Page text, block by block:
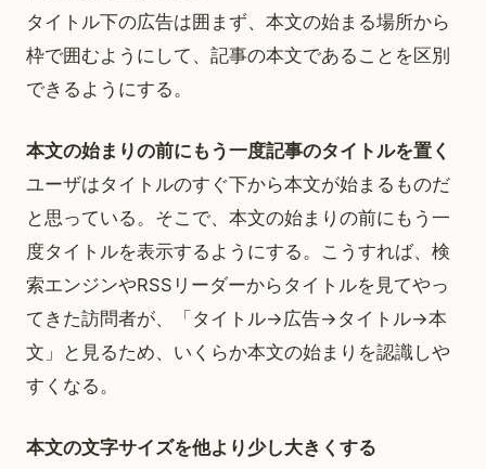
タイトル下の広告は囲まず、本文の始まる場所から
枠で囲むようにして、記事の本文であることを区別
できるようにする。
本文の始まりの前にもう一度記事のタイトルを置く
ユーザはタイトルのすぐ下から本文が始まるものだ
と思っている。そこで、本文の始まりの前にもう一
度タイトルを表示するようにする。こうすれば、検
索エンジンやRSSリーダーからタイトルを見てやっ
てきた訪問者が、「タイトル→広告→タイトル→本
文」と見るため、いくらか本文の始まりを認識しや
すくなる。
本文の文字サイズを他より少し大きくする